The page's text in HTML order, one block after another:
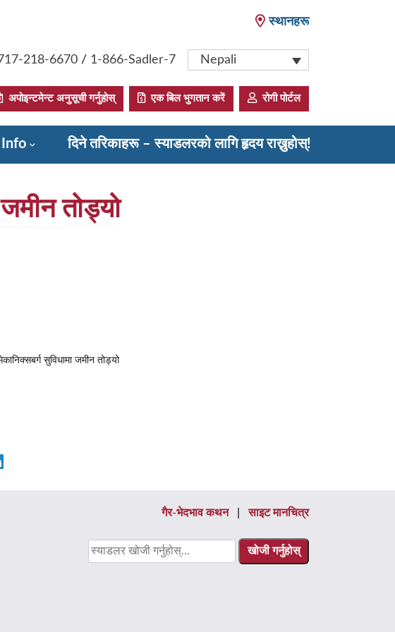
स्थानहरू
218-6670 / 1-866-Sadler-7 Nepali
अपोइन्टमेन्ट अनुसूची गर्नुहोस् एक बिल भुगतान करें रोगी पोर्टल
Info दिने तरिकाहरू – स्याडलरको लागि हृदय राख्नुहोस्!
तोड्यो
सुविधामा जमीन तोड्यो
गैर-भेदभाव कथन साइट मानचित्र
यसका
लागि